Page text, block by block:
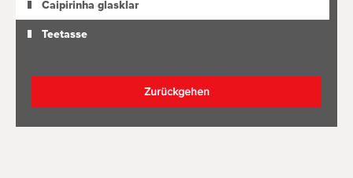
Caipirinha glasklar
Teetasse
Zurückgehen